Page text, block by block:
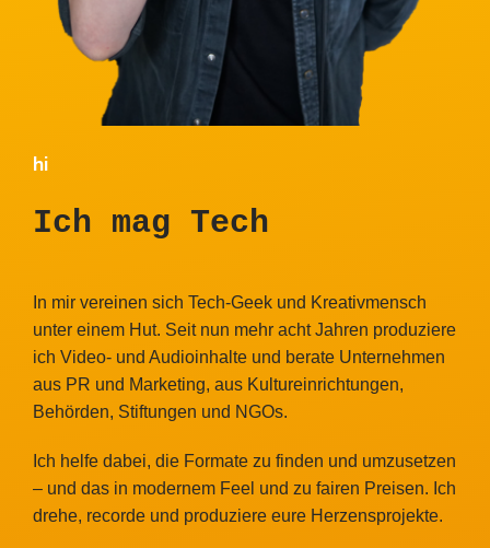
hi
Ich mag Tech
In mir vereinen sich Tech-Geek und Kreativmensch
unter einem Hut. Seit nun mehr acht Jahren produziere
ich Video- und Audioinhalte und berate Unternehmen
aus PR und Marketing, aus Kultureinrichtungen,
Behörden, Stiftungen und NGOs.
Ich helfe dabei, die Formate zu finden und umzusetzen
– und das in modernem Feel und zu fairen Preisen. Ich
drehe, recorde und produziere eure Herzensprojekte.